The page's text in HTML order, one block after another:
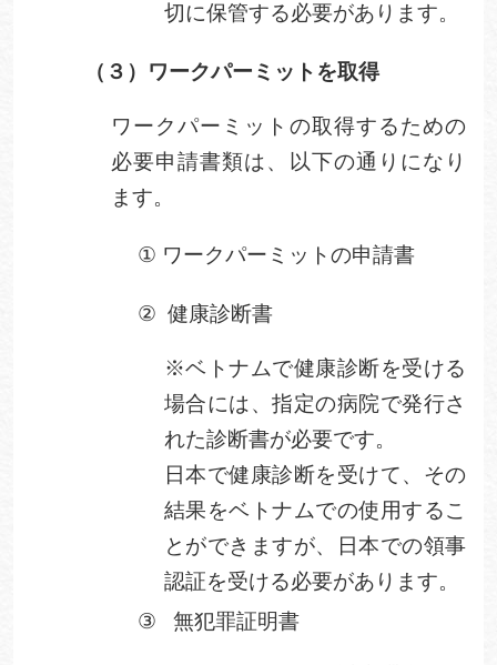
切に保管する必要があります。
（３） ワークパーミットを取得
ワークパーミットの取得するための
必要申請書類は、以下の通りになり
ます。
① ワークパーミットの申請書
② 健康診断書
※ベトナムで健康診断を受ける
場合には、指定の病院で発行さ
れた診断書が必要です。
日本で健康診断を受けて、その
結果をベトナムでの使用するこ
とができますが、日本での領事
認証を受ける必要があります。
③
無犯罪証明書